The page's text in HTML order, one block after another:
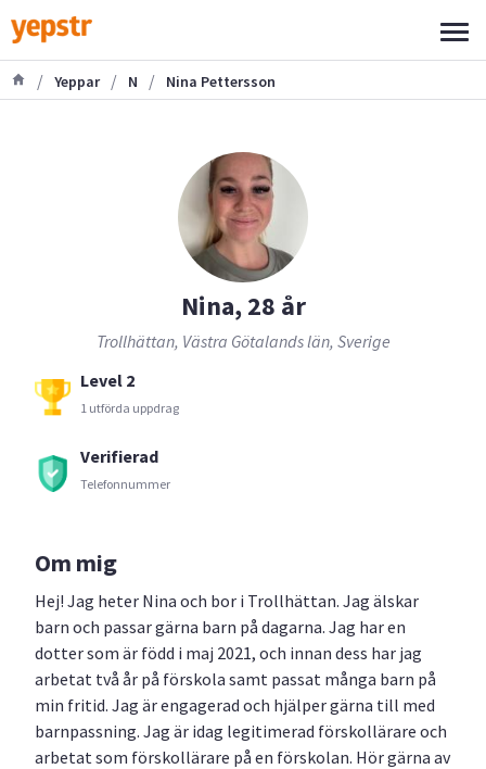
/ Yeppar / N / Nina Pettersson
Nina, 28 år
Trollhättan, Västra Götalands län, Sverige
Level 2
1 utförda uppdrag
Verifierad
Telefonnummer
Om mig
Hej! Jag heter Nina och bor i Trollhättan. Jag älskar
barn och passar gärna barn på dagarna. Jag har en
dotter som är född i maj 2021, och innan dess har jag
arbetat två år på förskola samt passat många barn på
min fritid. Jag är engagerad och hjälper gärna till med
barnpassning. Jag är idag legitimerad förskollärare och
arbetat som förskollärare på en förskolan. Hör gärna av